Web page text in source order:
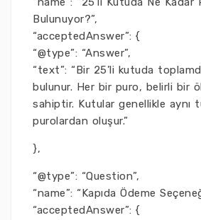
Bulunuyor?”,
“acceptedAnswer”: {
“@type”: “Answer”,
“text”: “Bir 25’li kutuda
bulunur. Her bir puro, belirli bir
sahiptir. Kutular genellikle aynı
purolardan oluşur.”
},
“@type”: “Question”,
“name”: “Kapıda Ödeme
“acceptedAnswer”: {